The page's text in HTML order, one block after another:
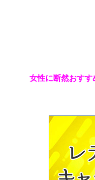
女性に断然おすす